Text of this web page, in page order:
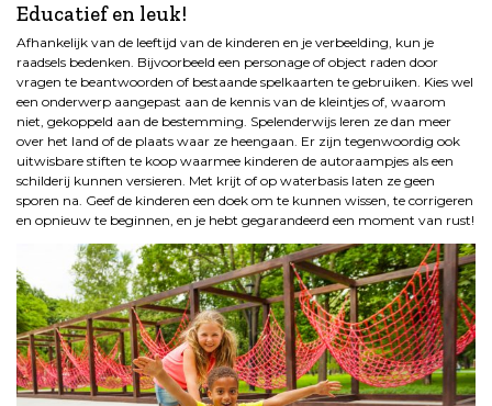
Educatief en leuk!
Afhankelijk van de leeftijd van de kinderen en je verbeelding, kun je
raadsels bedenken. Bijvoorbeeld een personage of object raden door
vragen te beantwoorden of bestaande spelkaarten te gebruiken. Kies wel
een onderwerp aangepast aan de kennis van de kleintjes of, waarom
niet, gekoppeld aan de bestemming. Spelenderwijs leren ze dan meer
over het land of de plaats waar ze heengaan. Er zijn tegenwoordig ook
uitwisbare stiften te koop waarmee kinderen de autoraampjes als een
schilderij kunnen versieren. Met krijt of op waterbasis laten ze geen
sporen na. Geef de kinderen een doek om te kunnen wissen, te corrigeren
en opnieuw te beginnen, en je hebt gegarandeerd een moment van rust!